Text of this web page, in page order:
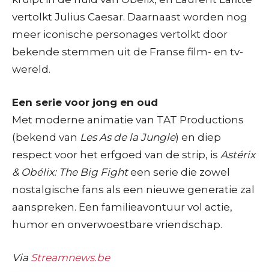
vertolkt Julius Caesar. Daarnaast worden nog
meer iconische personages vertolkt door
bekende stemmen uit de Franse film- en tv-
wereld.
Een serie voor jong en oud
Met moderne animatie van TAT Productions
(bekend van Les As de la Jungle) en diep
respect voor het erfgoed van de strip, is Astérix
& Obélix: The Big Fighteen serie die zowel
nostalgische fans als een nieuwe generatie zal
aanspreken. Een familieavontuur vol actie,
humor en onverwoestbare vriendschap.
Via Streamnews.be